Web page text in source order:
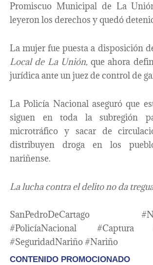
Promiscuo Municipal de La
leyeron los derechos y quedó
La mujer fue puesta a disposición
Local de La Unión, que ahora
jurídica ante un juez de control de
La Policía Nacional aseguró que
siguen en toda la subregión
microtráfico y sacar de
distribuyen droga en los
nariñense.
La lucha contra el delito no da
SanPedroDeCartago
#PolicíaNacional #Captura
#SeguridadNariño #Nariño